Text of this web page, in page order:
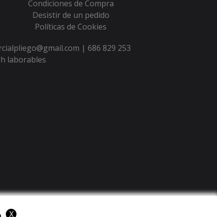
Condiciones de Compra
Desistir de un pedido
Políticas de Cookies
|686 829 253
laborables
X